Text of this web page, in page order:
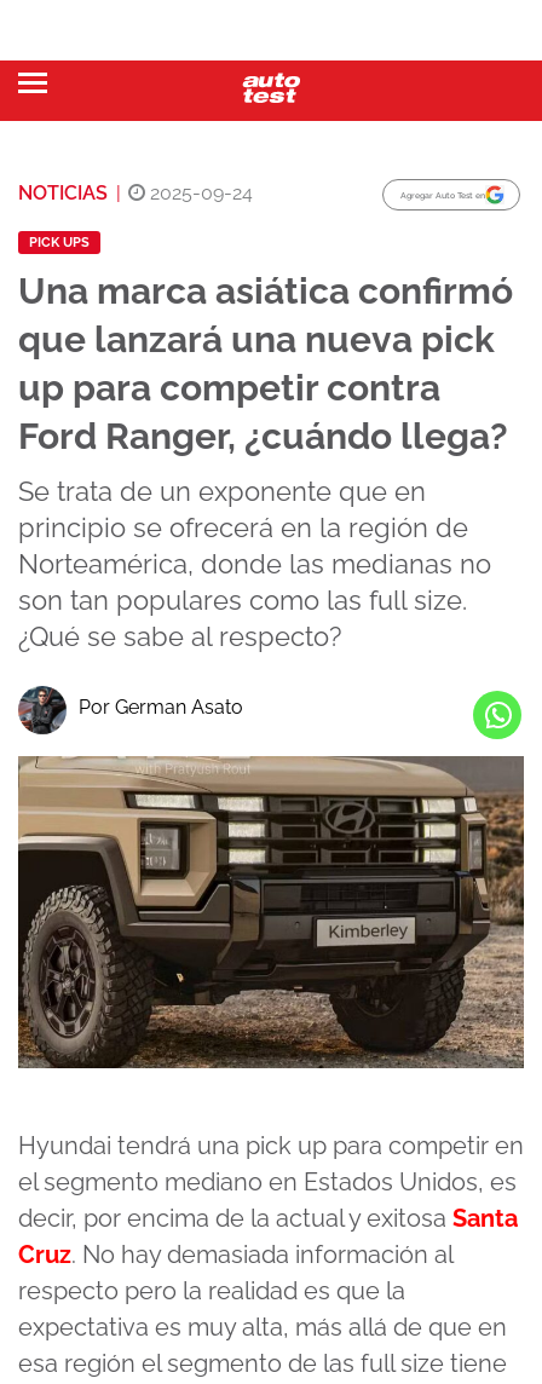
NOTICIAS | 2025-09-24 Agregar Auto Test en
PICK UPS
Una marca asiática confirmó
que lanzará una nueva pick
up para competir contra
Ford Ranger, ¿cuándo llega?
Se trata de un exponente que en
principio se ofrecerá en la región de
Norteamérica, donde las medianas no
son tan populares como las full size.
¿Qué se sabe al respecto?
Por German Asato
Hyundai tendrá una pick up para competir en
el segmento mediano en Estados Unidos, es
decir, por encima de la actual y exitosa Santa
Cruz. No hay demasiada información al
respecto pero la realidad es que la
expectativa es muy alta, más allá de que en
esa región el segmento de las full size tiene